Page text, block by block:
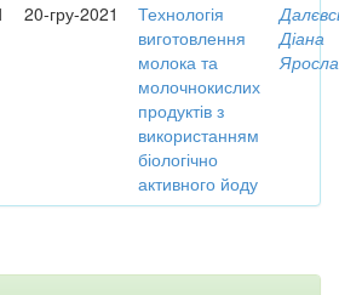
20-гру-2021
Технологія
виготовлення
молока та
молочнокислих
продуктів з
використанням
біологічно
активного йоду
Діана